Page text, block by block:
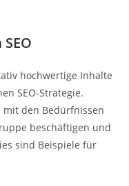
hochwertige Inhalte
SEO-Strategie.
mit den Bedürfnissen
beschäftigen und
sind Beispiele für